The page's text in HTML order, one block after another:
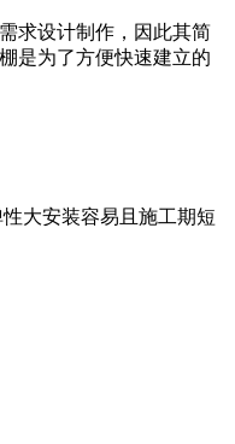
求设计制作，因此其简
是为了方便快速建立的
大安装容易且施工期短